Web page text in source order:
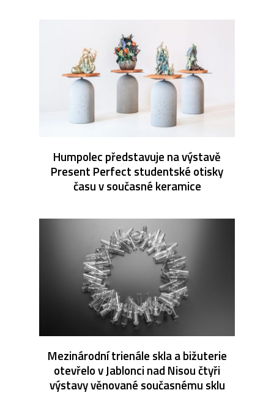
Humpolec představuje na výstavě
Present Perfect studentské otisky
času v současné keramice
Mezinárodní trienále skla a bižuterie
otevřelo v Jablonci nad Nisou čtyři
výstavy věnované současnému sklu